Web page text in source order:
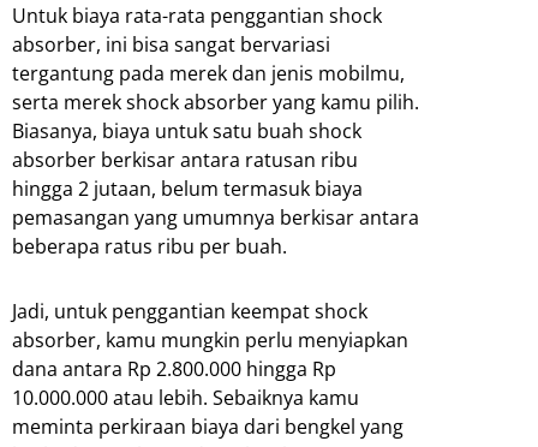
Untuk biaya rata-rata penggantian shock
absorber, ini bisa sangat bervariasi
tergantung pada merek dan jenis mobilmu,
serta merek shock absorber yang kamu pilih.
Biasanya, biaya untuk satu buah shock
absorber berkisar antara ratusan ribu
hingga 2 jutaan, belum termasuk biaya
pemasangan yang umumnya berkisar antara
beberapa ratus ribu per buah.
Jadi, untuk penggantian keempat shock
absorber, kamu mungkin perlu menyiapkan
dana antara Rp 2.800.000 hingga Rp
10.000.000 atau lebih. Sebaiknya kamu
meminta perkiraan biaya dari bengkel yang